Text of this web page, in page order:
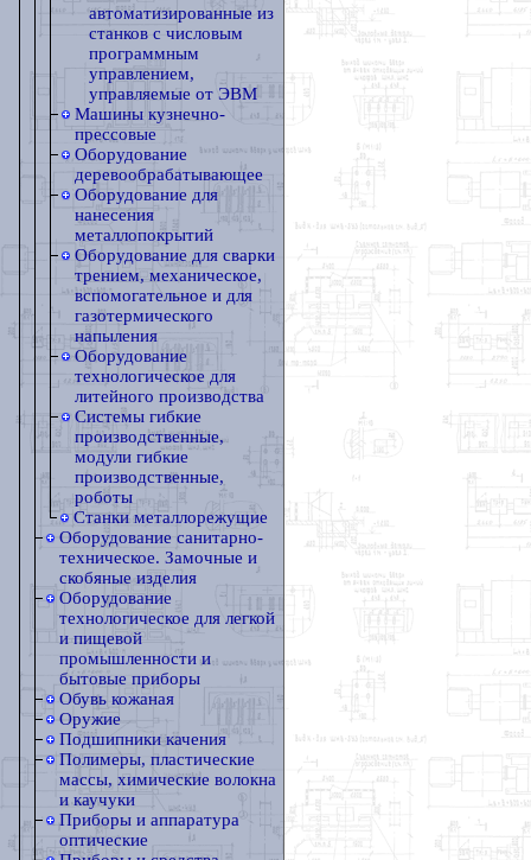
автоматизированные из
станков с числовым
программным
управлением,
управляемые от ЭВМ
Машины кузнечно-
прессовые
Оборудование
деревообрабатывающее
Оборудование для
нанесения
металлопокрытий
Оборудование для сварки
трением, механическое,
вспомогательное и для
газотермического
напыления
Оборудование
технологическое для
литейного производства
Системы гибкие
производственные,
модули гибкие
производственные,
роботы
Станки металлорежущие
Оборудование санитарно-
техническое. Замочные и
скобяные изделия
Оборудование
технологическое для легкой
и пищевой
промышленности и
бытовые приборы
Обувь кожаная
Оружие
Подшипники качения
Полимеры, пластические
массы, химические волокна
и каучуки
Приборы и аппаратура
оптические